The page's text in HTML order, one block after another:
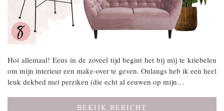
Hoi allemaal! Eens in de zoveel tijd begint het bij mij te kriebelen
om mijn interieur een make-over te geven. Onlangs heb ik een heel
leuk dekbed met perziken (die echt al eeuwen op mijn…
BEKIJK BERICHT